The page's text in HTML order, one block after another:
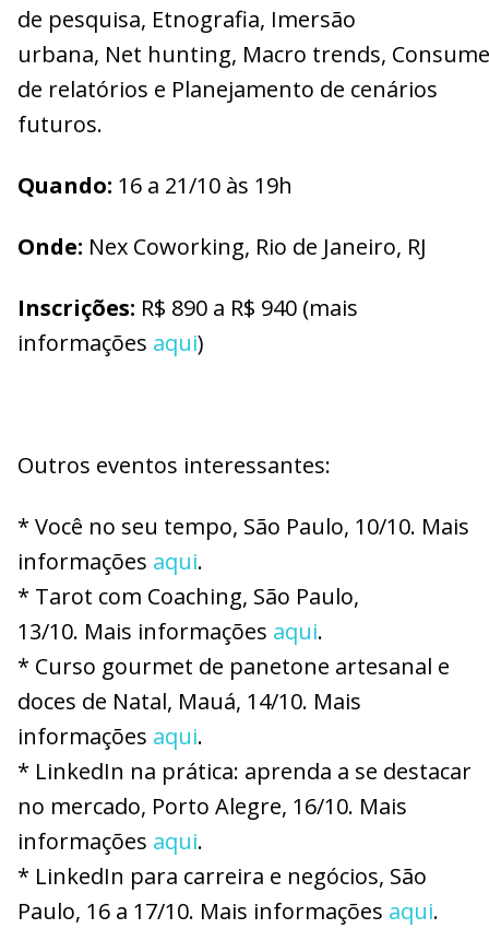
de pesquisa, Etnografia, Imersão
urbana, Net hunting, Macro trends,
de relatórios e Planejamento de cenários
futuros.
Quando: 16 a 21/10 às 19h
Onde: Nex Coworking, Rio de Janeiro, RJ
Inscrições: R$ 890 a R$ 940 (mais
informações aqui)
Outros eventos interessantes:
* Você no seu tempo, São Paulo, 10/10. Mais
informações aqui.
* Tarot com Coaching, São Paulo,
13/10. Mais informações aqui.
* Curso gourmet de panetone artesanal e
doces de Natal, Mauá, 14/10. Mais
informações aqui.
* LinkedIn na prática: aprenda a se destacar
no mercado, Porto Alegre, 16/10. Mais
informações aqui.
* LinkedIn para carreira e negócios, São
Paulo, 16 a 17/10. Mais informações aqui.